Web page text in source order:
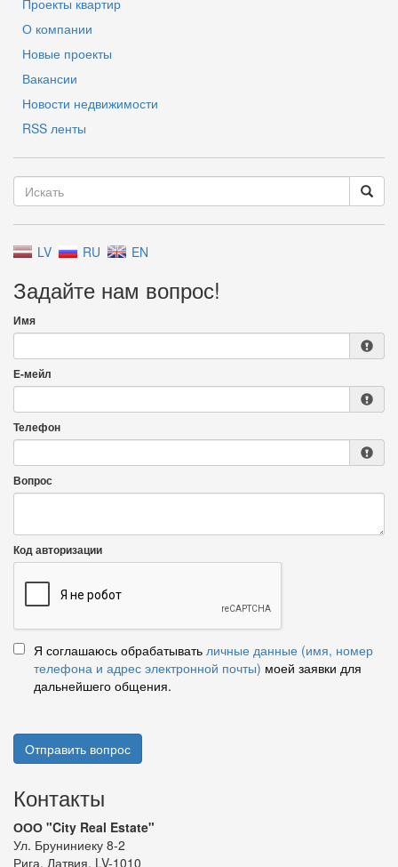
Проекты квартир
О компании
Новые проекты
Вакансии
Новости недвижимости
RSS ленты
LV RU EN
Задайте нам вопрос!
Имя
Е-мейл
Телефон
Вопрос
Код авторизации
Я соглашаюсь обрабатывать личные данные (имя, номер
телефона и адрес электронной почты) моей заявки для
дальнейшего общения.
Отправить вопрос
Контакты
ООО "City Real Estate"
Ул. Бруниниеку 8-2
Рига, Латвия, LV-1010